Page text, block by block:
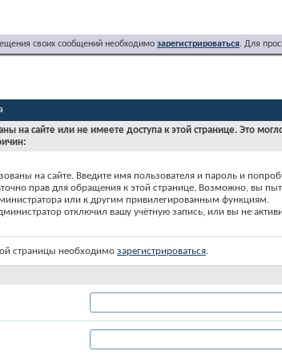
своих сообщений необходимо зарегистрироваться. Для
на сайте или не имеете доступа к этой странице. Это
на сайте. Введите имя пользователя и пароль и
прав для обращения к этой странице. Возможно, вы
или к другим привилегированным функциям.
отключил вашу учётную запись, или вы не
страницы необходимо зарегистрироваться.